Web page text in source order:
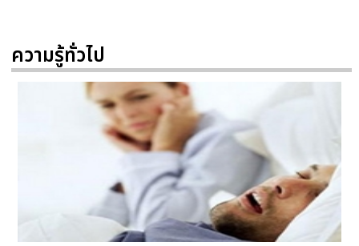
ความรู้ทั่วไป